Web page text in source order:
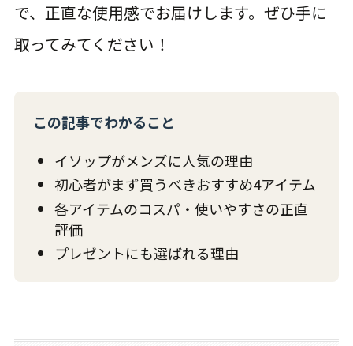
で、正直な使用感でお届けします。ぜひ手に
取ってみてください！
この記事でわかること
イソップがメンズに人気の理由
初心者がまず買うべきおすすめ4アイテム
各アイテムのコスパ・使いやすさの正直
評価
プレゼントにも選ばれる理由